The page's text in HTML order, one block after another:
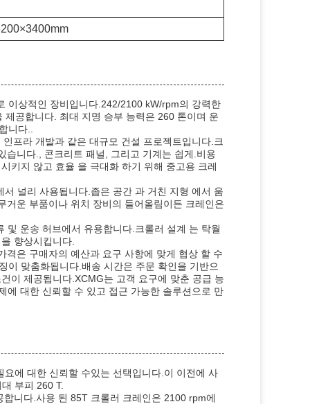
이상적인 장비입니다.242/2100 kW/rpm의 강력한
공합니다. 최대 지명 승부 능력은 260 톤이며 운
니다..
프라 개발과 같은 대규모 건설 프로젝트입니다.크
니다., 콘크리트 패널, 그리고 기계는 쉽게.비용
키지 않고 효율 을 극대화 하기 위해 중고용 크레
널리 사용됩니다.좁은 공간 과 거친 지형 에서 움
운 부품이나 위치 장비의 들어올림이든 크레인은
및 운송 허브에서 유용합니다.크롤러 설계 는 탁월
향상시킵니다.
격은 구매자의 예산과 요구 사항에 맞게 협상 할 수
이 맞춤화됩니다.배송 시간은 주문 확인을 기반으
이 제공됩니다.XCMG는 고객 요구에 맞춘 공급 능
에 대한 신뢰할 수 있고 접근 가능한 솔루션으로 만
에 대한 신뢰할 수있는 선택입니다.이 이전에 사
부피 260 T.
니다.사용 된 85T 크롤러 크레인은 2100 rpm에